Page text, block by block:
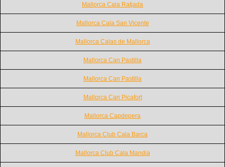
Mallorca Cala Ratjada
Mallorca Cala San Vicente
Mallorca Calas de Mallorca
Mallorca Can Pastilla
Mallorca Can Pastilla
Mallorca Can Picafort
Mallorca Capdepera
Mallorca Club Cala Barca
Mallorca Club Cala Mandia